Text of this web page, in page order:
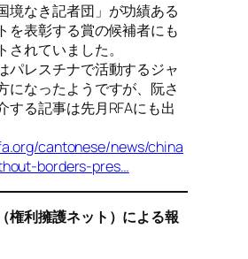
境なき記者団」が功績ある
を表彰する賞の候補者にも
されていました。
パレスチナで活動するジャ
になったようですが、阮さ
する記事は先月RFAにも出
cantonese/news/china
borders-pres…
権利擁護ネット）による報